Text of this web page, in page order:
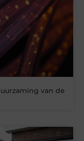
van de